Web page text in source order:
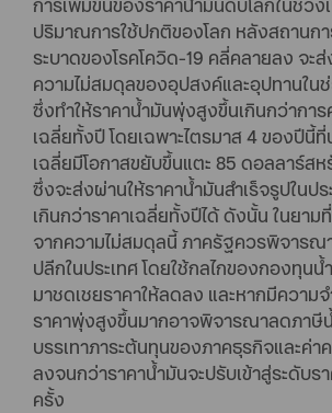
ปริมาณการใช้ปกติของโลก หลังสถานก
ระบาดของโรคโควิด-19 คลี่คลายลง จะ
ความไม่สมดุลของอุปสงค์และอุปทานในช่
ซึ่งทำให้ราคาน้ำมันพุ่งสูงขึ้นเกินกว่ากา
เฉลี่ยทั้งปี โดยเฉพาะไตรมาส 4 ของปีนี้
เฉลี่ยมีโอกาสขยับขึ้นแตะ 85 ดอลลาร์สห
ซึ่งจะส่งผ่านให้ราคาน้ำมันสำเร็จรูปในป
เกินกว่าราคาเฉลี่ยทั้งปีได้ ดังนั้น ในยาม
จากความไม่สมดุลนี้ ภาครัฐควรพิจารณ
ปลีกในประเทศ โดยใช้กลไกของกองทุนน้
มาชดเชยราคาให้ลดลง และหากมีความ
ราคาพุ่งสูงขึ้นมากอาจพิจารณาลดภาษี
บรรเทาภาระต้นทุนของภาคธุรกิจและค่
ลงจนกว่าราคาน้ำมันจะปรับเข้าสู่ระดับร
ครั้ง